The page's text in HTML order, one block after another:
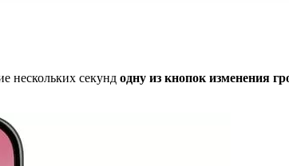
нескольких секунд одну из кнопок изменения